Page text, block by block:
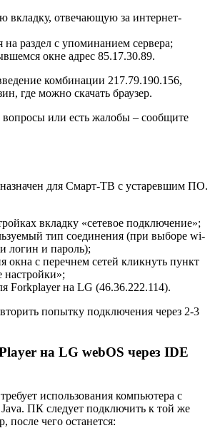
вкладку, отвечающую за интернет-
на раздел с упоминанием сервера;
окне адрес 85.17.30.89.
комбинации 217.79.190.156,
где можно скачать браузер.
вопросы или есть жалобы – сообщите
для Смарт-ТВ с устаревшим ПО.
вкладку «сетевое подключение»;
тип соединения (при выборе wi-
логин и пароль);
окна с перечнем сетей кликнуть пункт
Forkplayer на LG (46.36.222.114).
попытку подключения через 2-3
на LG webOS через IDE
использования компьютера с
ПК следует подключить к той же
после чего останется: